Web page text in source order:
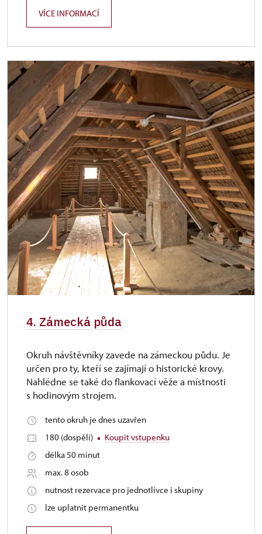
VÍCE INFORMACÍ
4. Zámecká půda
Okruh návštěvníky zavede na zámeckou půdu. Je
určen pro ty, kteří se zajímají o historické krovy.
Nahlédne se také do flankovací věže a místnosti
s hodinovým strojem.
tento okruh je dnes uzavřen
180 (dospělí)
Koupit vstupenku
délka 50 minut
max. 8 osob
nutnost rezervace pro jednotlivce i skupiny
lze uplatnit permanentku